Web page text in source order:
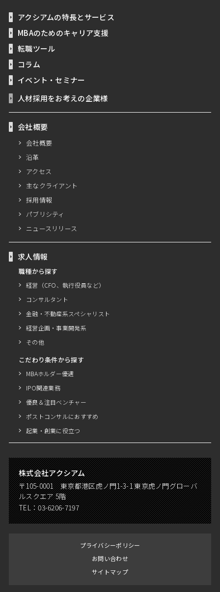
アクシアムの特長とサービス
MBAのためのキャリア支援
転職ツール
コラム
イベント・セミナー
人材採用をお考えの企業様
会社概要
会社概要
沿革
アクセス
主なクライアント
採用情報
パブリシティ
ニュースリリース
求人情報
職種から探す
経営（CFO、執行役員など）
コンサルタント
金融・不動産系スペシャリスト
経営企画・事業開発系
その他
こだわり条件から探す
MBAホルダー優遇
IPO関連業務
優良＆注目ベンチャー
ポストコンサルにおすすめ
起業・創業に役立つ
株式会社アクシアム
〒105-0001 東京都港区虎ノ門1-3-1 東京虎ノ門グローバ
ルスクエア 5階
TEL：03-6206-7197
プライバシーポリシー
お問い合わせ
サイトマップ